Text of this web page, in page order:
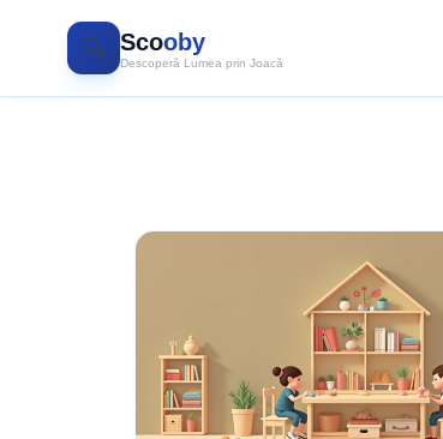
🔍 Scooby
Descoperă Lumea prin Joacă